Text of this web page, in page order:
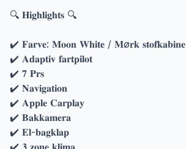
🔍 𝐇𝐢𝐠𝐡𝐥𝐢𝐠𝐡𝐭𝐬 🔍
✔️ 𝐅𝐚𝐫𝐯𝐞: 𝐌𝐨𝐨𝐧 𝐖𝐡𝐢𝐭𝐞 / 𝐌ø𝐫𝐤 𝐬𝐭𝐨𝐟𝐤𝐚𝐛𝐢𝐧𝐞
✔️ 𝐀𝐝𝐚𝐩𝐭𝐢𝐯 𝐟𝐚𝐫𝐭𝐩𝐢𝐥𝐨𝐭
✔️ 𝟕 𝐏𝐫𝐬
✔️ 𝐍𝐚𝐯𝐢𝐠𝐚𝐭𝐢𝐨𝐧
✔️ 𝐀𝐩𝐩𝐥𝐞 𝐂𝐚𝐫𝐩𝐥𝐚𝐲
✔️ 𝐁𝐚𝐤𝐤𝐚𝐦𝐞𝐫𝐚
✔️ 𝐄𝐥-𝐛𝐚𝐠𝐤𝐥𝐚𝐩
✔️ 𝟑 𝐳𝐨𝐧𝐞 𝐤𝐥𝐢𝐦𝐚